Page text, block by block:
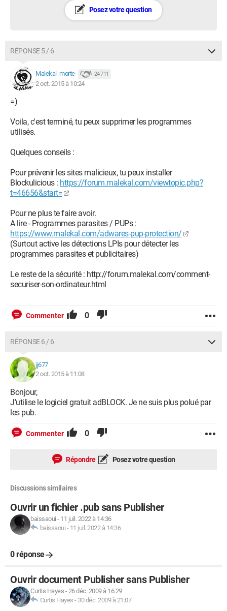
Posez votre question
RÉPONSE 5 / 6
Malekal_morte- 24 711
2 oct. 2015 à 10:24
=)
Voila, c'est terminé, tu peux supprimer les programmes
utilisés.
Quelques conseils :
Pour prévenir les sites malicieux, tu peux installer
Blockulicious : https://forum.malekal.com/viewtopic.php?
t=46656&start=
Pour ne plus te faire avoir.
A lire - Programmes parasites / PUPs :
https://www.malekal.com/adwares-pup-protection/
(Surtout active les détections LPIs pour détecter les
programmes parasites et publicitaires)
Le reste de la sécurité : http://forum.malekal.com/comment-
securiser-son-ordinateur.html
Commenter 0
RÉPONSE 6 / 6
jj677
2 oct. 2015 à 11:08
Bonjour,
J'utilise le logiciel gratuit adBLOCK. Je ne suis plus polué par
les pub.
Commenter 0
Répondre Posez votre question
Discussions similaires
Ouvrir un fichier .pub sans Publisher
baissaoui - 11 juil. 2022 à 14:36
baissaoui - 11 juil. 2022 à 14:36
0 réponse
Ouvrir document Publisher sans Publisher
Curtis Hayes -26 déc. 2009 à 16:29
Curtis Hayes - 30 déc. 2009 à 21:07